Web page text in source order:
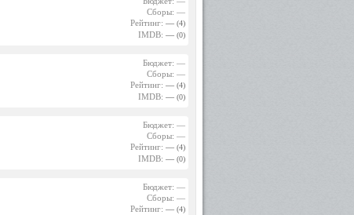
Сборы: —
Рейтинг: — (4)
IMDB: — (0)
Бюджет: —
Сборы: —
Рейтинг: — (4)
IMDB: — (0)
Бюджет: —
Сборы: —
Рейтинг: — (4)
IMDB: — (0)
Бюджет: —
Сборы: —
Рейтинг: — (4)